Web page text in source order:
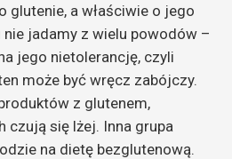
glutenie, a właściwie o jego
nie jadamy z wielu powodów –
jego nietolerancję, czyli
może być wręcz zabójczy.
z glutenem,
czują się lżej. Inna grupa
na dietę bezglutenową.